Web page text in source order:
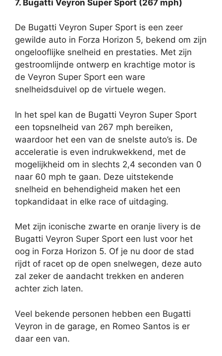
7. Bugatti Veyron Super Sport (267 mph)
De Bugatti Veyron Super Sport is een zeer
gewilde auto in Forza Horizon 5, bekend om zijn
ongelooflijke snelheid en prestaties. Met zijn
gestroomlijnde ontwerp en krachtige motor is
de Veyron Super Sport een ware
snelheidsduivel op de virtuele wegen.
In het spel kan de Bugatti Veyron Super Sport
een topsnelheid van 267 mph bereiken,
waardoor het een van de snelste auto’s is. De
acceleratie is even indrukwekkend, met de
mogelijkheid om in slechts 2,4 seconden van 0
naar 60 mph te gaan. Deze uitstekende
snelheid en behendigheid maken het een
topkandidaat in elke race of uitdaging.
Met zijn iconische zwarte en oranje livery is de
Bugatti Veyron Super Sport een lust voor het
oog in Forza Horizon 5. Of je nu door de stad
rijdt of racet op de open snelwegen, deze auto
zal zeker de aandacht trekken en anderen
achter zich laten.
Veel bekende personen hebben een Bugatti
Veyron in de garage, en Romeo Santos is er
daar een van.